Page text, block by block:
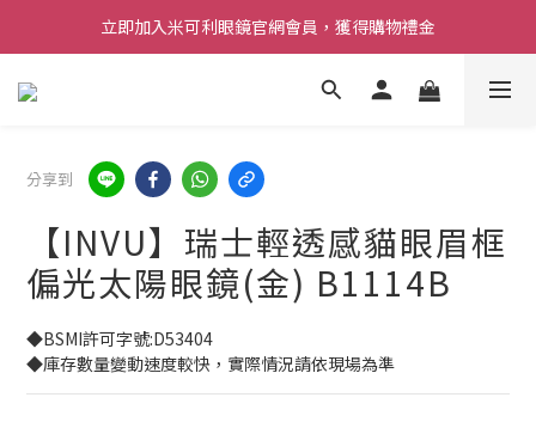
立即加入米可利眼鏡官網會員，獲得購物禮金
分享到
【INVU】瑞士輕透感貓眼眉框
偏光太陽眼鏡(金) B1114B
◆BSMI許可字號:D53404
◆庫存數量變動速度較快，實際情況請依現場為準